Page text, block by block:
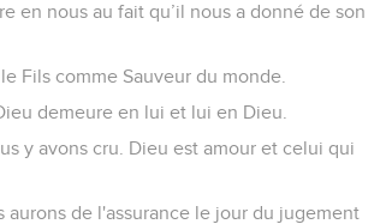
en nous au fait qu’il nous a donné de son
Fils comme Sauveur du monde.
demeure en lui et lui en Dieu.
y avons cru. Dieu est amour et celui qui
aurons de l'assurance le jour du jugement